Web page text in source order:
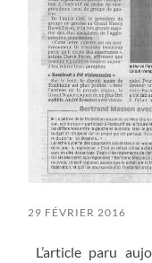
29 FÉVRIER 2016
L’article paru